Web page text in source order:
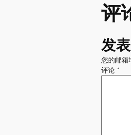
评
发
您的邮箱
评论 *